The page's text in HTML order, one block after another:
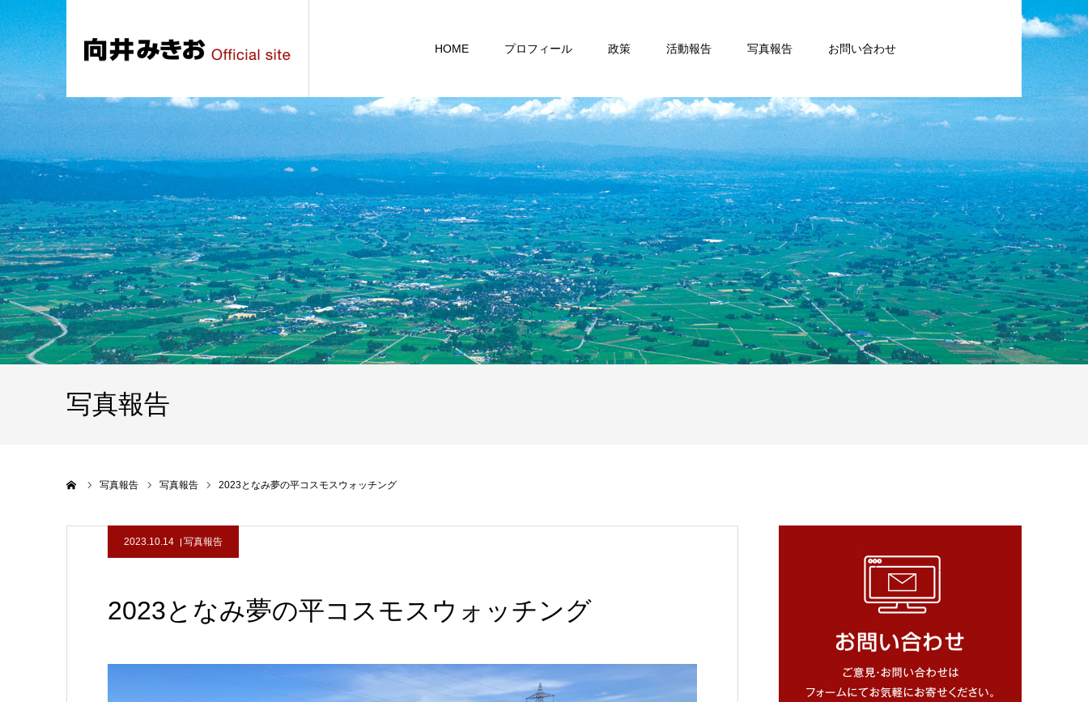
HOME プロフィール 政策 活動報告 写真報告 お問い合わせ
写真報告
写真報告 写真報告 2023となみ夢の平コスモスウォッチング
2023.10.14 写真報告
2023となみ夢の平コスモスウォッチング